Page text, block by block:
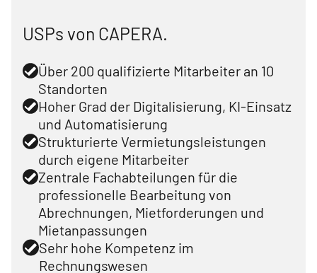
USPs von CAPERA.
Über 200 qualifizierte Mitarbeiter an 10
Standorten
Hoher Grad der Digitalisierung, KI-Einsatz
und Automatisierung
Strukturierte Vermietungsleistungen
durch eigene Mitarbeiter
Zentrale Fachabteilungen für die
professionelle Bearbeitung von
Abrechnungen, Mietforderungen und
Mietanpassungen
Sehr hohe Kompetenz im
Rechnungswesen